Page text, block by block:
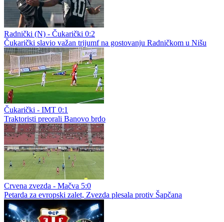
Radnički (N) - Čukarički 0:2
Čukarički slavio važan trijumf na gostovanju Radničkom u Nišu
Čukarički - IMT 0:1
Traktoristi preorali Banovo brdo
Crvena zvezda - Mačva 5:0
Petarda za evropski zalet, Zvezda plesala protiv Šapčana